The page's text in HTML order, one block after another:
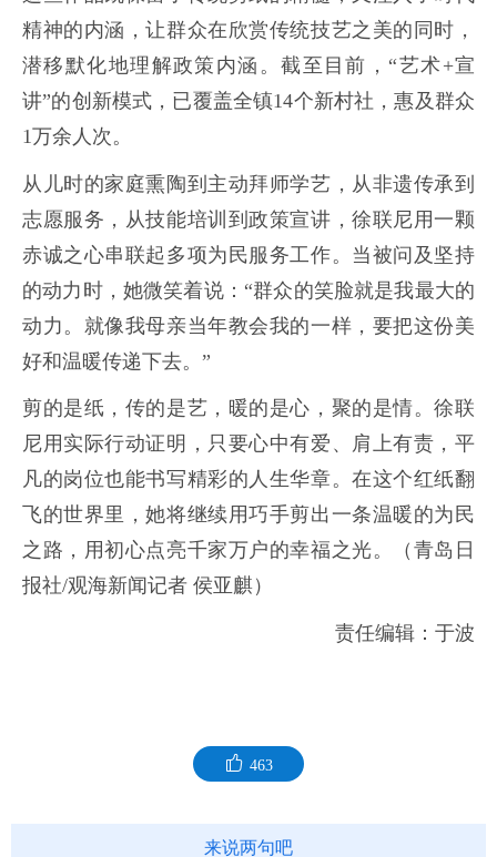
精神的内涵，让群众在欣赏传统技艺之美的同时，
潜移默化地理解政策内涵。截至目前，“艺术+宣
讲”的创新模式，已覆盖全镇14个新村社，惠及群众
1万余人次。
从儿时的家庭熏陶到主动拜师学艺，从非遗传承到
志愿服务，从技能培训到政策宣讲，徐联尼用一颗
赤诚之心串联起多项为民服务工作。当被问及坚持
的动力时，她微笑着说：“群众的笑脸就是我最大的
动力。就像我母亲当年教会我的一样，要把这份美
好和温暖传递下去。”
剪的是纸，传的是艺，暖的是心，聚的是情。徐联
尼用实际行动证明，只要心中有爱、肩上有责，平
凡的岗位也能书写精彩的人生华章。在这个红纸翻
飞的世界里，她将继续用巧手剪出一条温暖的为民
之路，用初心点亮千家万户的幸福之光。（青岛日
报社/观海新闻记者 侯亚麒）
责任编辑：于波
463
来说两句吧